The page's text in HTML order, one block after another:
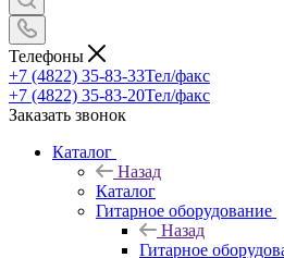
Телефоны
+7 (4822) 35-83-33Тел/факс
+7 (4822) 35-83-20Тел/факс
Заказать звонок
Каталог
Назад
Каталог
Гитарное оборудование
Назад
Гитарное